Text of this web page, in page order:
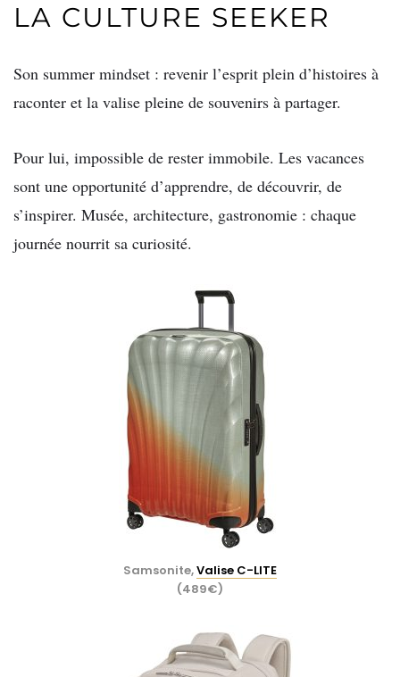
LA CULTURE SEEKER
Son summer mindset : revenir l’esprit plein d’histoires à
raconter et la valise pleine de souvenirs à partager.
Pour lui, impossible de rester immobile. Les vacances
sont une opportunité d’apprendre, de découvrir, de
s’inspirer. Musée, architecture, gastronomie : chaque
journée nourrit sa curiosité.
Samsonite,Valise C-LITE
(489€)